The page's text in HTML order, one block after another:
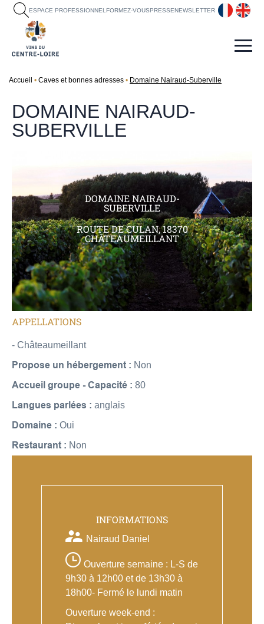
ESPACE PROFESSIONNEL FORMEZ-VOUSPRESSENEWSLETTER fr en
Accueil Caves et bonnes adresses Domaine Nairaud-Suberville
DOMAINE NAIRAUD-
SUBERVILLE
DOMAINE NAIRAUD-
SUBERVILLE
ROUTE DE CULAN, 18370
CHÂTEAUMEILLANT
APPELLATIONS
- Châteaumeillant
Propose un hébergement : Non
Accueil groupe - Capacité : 80
Langues parlées : anglais
Domaine : Oui
Restaurant : Non
INFORMATIONS
Nairaud Daniel
Ouverture semaine : L-S de
9h30 à 12h00 et de 13h30 à
18h00- Fermé le lundi matin
Ouverture week-end :